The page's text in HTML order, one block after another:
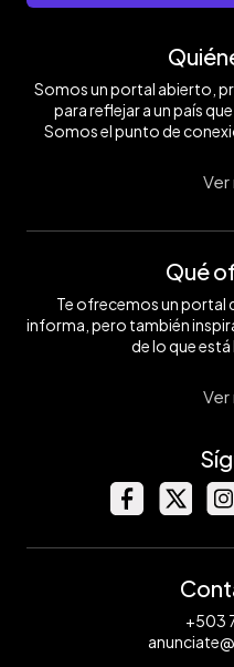
Somos un portal abierto,
para reflejar a un país
Somos el punto de
Ver
Qué
Te ofrecemos un portal
informa, pero también
de lo que está
Ver
+503